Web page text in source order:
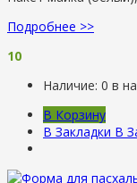
Подробнее >>
10
Наличие: 0 в
В Корзину
В Закладки В